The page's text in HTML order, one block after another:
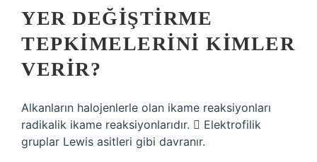
YER DEĞIŞTIRME
TEPKIMELERINI KIMLER
VERIR?
Alkanların halojenlerle olan ikame reaksiyonları
radikalik ikame reaksiyonlarıdır.  Elektrofilik
gruplar Lewis asitleri gibi davranır.